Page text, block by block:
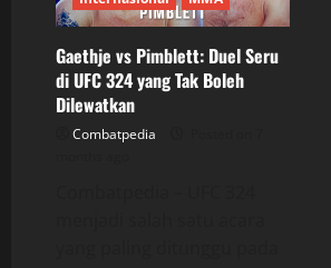
Gaethje vs Pimblett: Duel Seru
di UFC 324 yang Tak Boleh
Dilewatkan
Combatpedia